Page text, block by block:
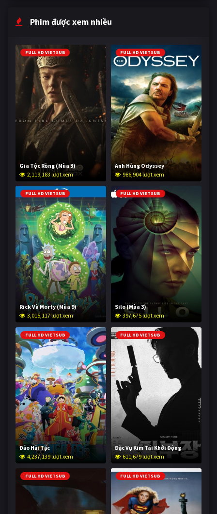
Phim được xem nhiều
FULL HD VIETSUB
Gia Tộc Rồng (Mùa 3)
2,119,183 lượt xem
FULL HD VIETSUB
Anh Hùng Odyssey
986,904 lượt xem
FULL HD VIETSUB
Rick Và Morty (Mùa 9)
3,015,117 lượt xem
FULL HD VIETSUB
Silo (Mùa 3)
397,675 lượt xem
FULL HD VIETSUB
Đảo Hải Tặc
4,237,139 lượt xem
FULL HD VIETSUB
Đặc Vụ Kim Tái Khởi Động
611,679 lượt xem
FULL HD VIETSUB FULL HD VIETSUB